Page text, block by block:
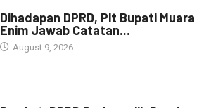
Dihadapan DPRD, Plt Bupati Muara
Enim Jawab Catatan...
August 9, 2026